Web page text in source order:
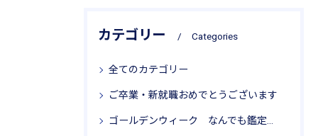
カテゴリー Categories
全てのカテゴリー
ご卒業・新就職おめでとうございます
ゴールデンウィーク なんでも鑑定局 リサイクル思考